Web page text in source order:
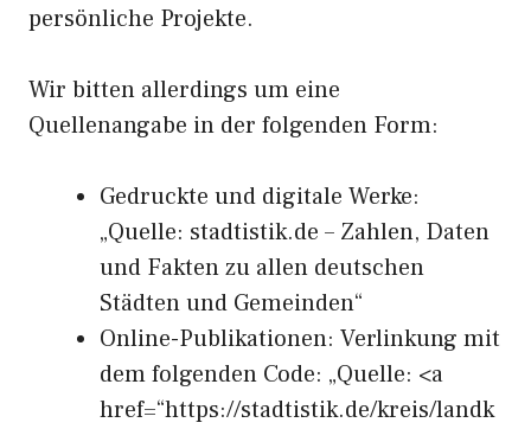
persönliche Projekte.
Wir bitten allerdings um eine
Quellenangabe in der folgenden Form:
Gedruckte und digitale Werke:
„Quelle: stadtistik.de – Zahlen, Daten
und Fakten zu allen deutschen
Städten und Gemeinden“
Online-Publikationen: Verlinkung mit
dem folgenden Code: „Quelle: <a
href=“https://stadtistik.de/kreis/landk